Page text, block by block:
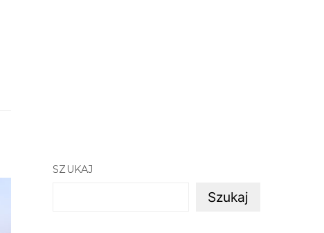
SZUKAJ
Szukaj